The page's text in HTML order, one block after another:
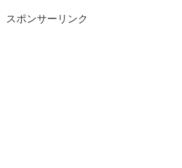
スポンサーリンク